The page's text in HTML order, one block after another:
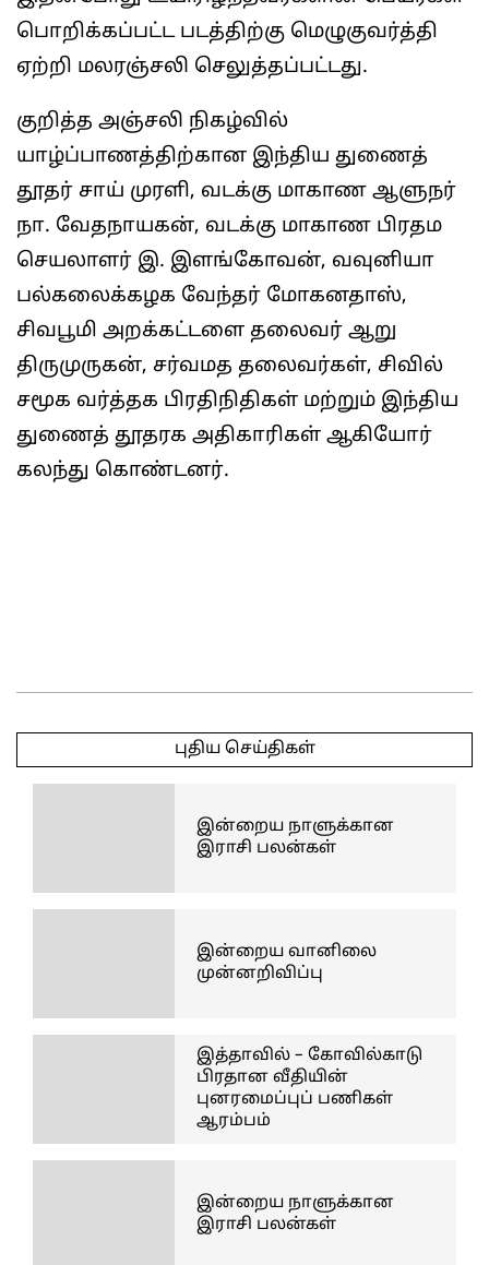
பொறிக்கப்பட்ட படத்திற்கு மெழுகுவர்த்தி
ஏற்றி மலரஞ்சலி செலுத்தப்பட்டது.
குறித்த அஞ்சலி நிகழ்வில்
யாழ்ப்பாணத்திற்கான இந்திய துணைத்
தூதர் சாய் முரளி, வடக்கு மாகாண ஆளுநர்
நா. வேதநாயகன், வடக்கு மாகாண பிரதம
செயலாளர் இ. இளங்கோவன், வவுனியா
பல்கலைக்கழக வேந்தர் மோகனதாஸ்,
சிவபூமி அறக்கட்டளை தலைவர் ஆறு
திருமுருகன், சர்வமத தலைவர்கள், சிவில்
சமூக வர்த்தக பிரதிநிதிகள் மற்றும் இந்திய
துணைத் தூதரக அதிகாரிகள் ஆகியோர்
கலந்து கொண்டனர்.
05-
புதிய செய்திகள்
இன்றைய நாளுக்கான
இராசி பலன்கள்
இன்றைய வானிலை
முன்னறிவிப்பு
இத்தாவில் – கோவில்காடு
பிரதான வீதியின்
புனரமைப்புப் பணிகள்
ஆரம்பம்
இன்றைய நாளுக்கான
இராசி பலன்கள்